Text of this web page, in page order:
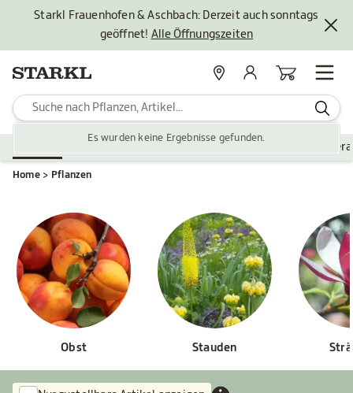
Starkl Frauenhofen & Aschbach: Derzeit auch sonntags
geöffnet! Alle Öffnungszeiten
Es wurden keine Ergebnisse gefunden.
StandorteMein KontoWarenkorb
Zubehör Gartengestaltung
Home Pflanzen
Obst Stauden